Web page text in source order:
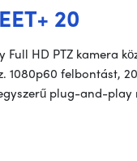
20
Full HD PTZ kamera
1080p60 felbontást,
plug-and-play